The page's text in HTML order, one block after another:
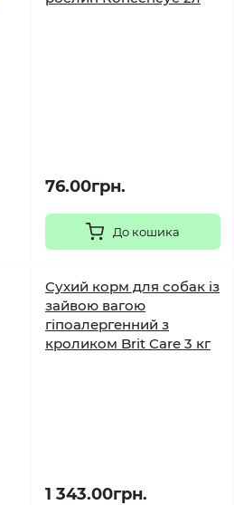
76.00грн.
До кошика
Сухий корм для собак із
зайвою вагою
гіпоалергенний з
кроликом Brit Care 3 кг
1 343.00грн.